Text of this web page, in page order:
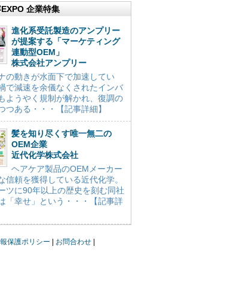
企業特集
進化系受託製造のアンプリー
が提案する「マーケティング
連動型OEM」
株式会社アンプリー
の動きが水面下で加速してい
で減速を余儀なくされたインバ
ようやく規制が解かれ、復調の
つある・・・【記事詳細】
髪を知り尽くす唯一無二の
OEM企業
近代化学株式会社
ヘアケア製品のOEMメーカー
信頼を獲得している近代化学。
ツに90年以上の歴史を刻む同社
「幸せ」という・・・【記事詳
保護ポリシー
お問合わせ